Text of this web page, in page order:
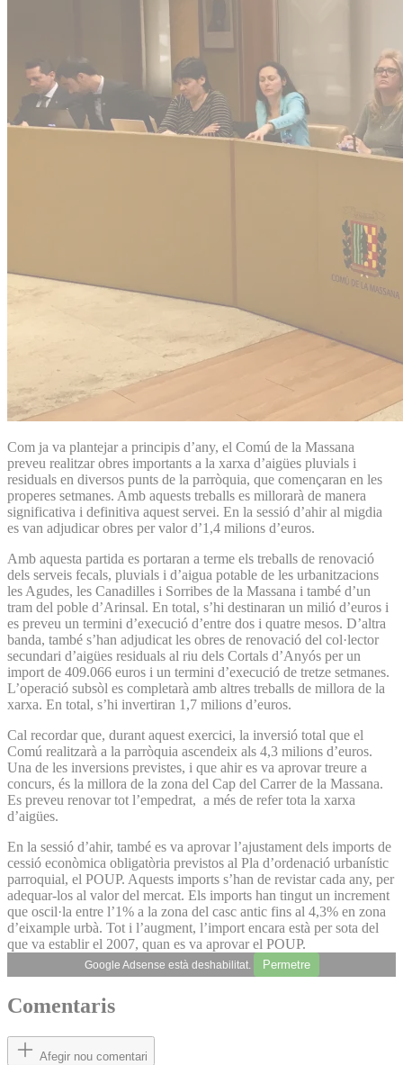
Com ja va plantejar a principis d’any, el Comú de la Massana
preveu realitzar obres importants a la xarxa d’aigües pluvials i
residuals en diversos punts de la parròquia, que començaran en les
properes setmanes. Amb aquests treballs es millorarà de manera
significativa i definitiva aquest servei. En la sessió d’ahir al migdia
es van adjudicar obres per valor d’1,4 milions d’euros.
Amb aquesta partida es portaran a terme els treballs de renovació
dels serveis fecals, pluvials i d’aigua potable de les urbanitzacions
les Agudes, les Canadilles i Sorribes de la Massana i també d’un
tram del poble d’Arinsal. En total, s’hi destinaran un milió d’euros i
es preveu un termini d’execució d’entre dos i quatre mesos. D’altra
banda, també s’han adjudicat les obres de renovació del col·lector
secundari d’aigües residuals al riu dels Cortals d’Anyós per un
import de 409.066 euros i un termini d’execució de tretze setmanes.
L’operació subsòl es completarà amb altres treballs de millora de la
xarxa. En total, s’hi invertiran 1,7 milions d’euros.
Cal recordar que, durant aquest exercici, la inversió total que el
Comú realitzarà a la parròquia ascendeix als 4,3 milions d’euros.
Una de les inversions previstes, i que ahir es va aprovar treure a
concurs, és la millora de la zona del Cap del Carrer de la Massana.
Es preveu renovar tot l’empedrat, a més de refer tota la xarxa
d’aigües.
En la sessió d’ahir, també es va aprovar l’ajustament dels imports de
cessió econòmica obligatòria previstos al Pla d’ordenació urbanístic
parroquial, el POUP. Aquests imports s’han de revistar cada any, per
adequar-los al valor del mercat. Els imports han tingut un increment
que oscil·la entre l’1% a la zona del casc antic fins al 4,3% en zona
d’eixample urbà. Tot i l’augment, l’import encara està per sota del
que va establir el 2007, quan es va aprovar el POUP.
Google Adsense està deshabilitat. Permetre
Comentaris
Afegir nou comentari